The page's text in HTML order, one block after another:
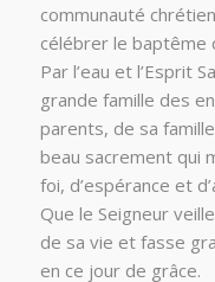
communauté
célébrer le baptême
Par l’eau et l’Esprit
grande famille des
parents, de sa
beau sacrement qui
foi, d’espérance et
Que le Seigneur
de sa vie et fasse
en ce jour de grâce.